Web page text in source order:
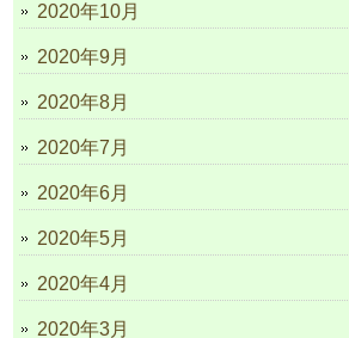
2020年10月
2020年9月
2020年8月
2020年7月
2020年6月
2020年5月
2020年4月
2020年3月